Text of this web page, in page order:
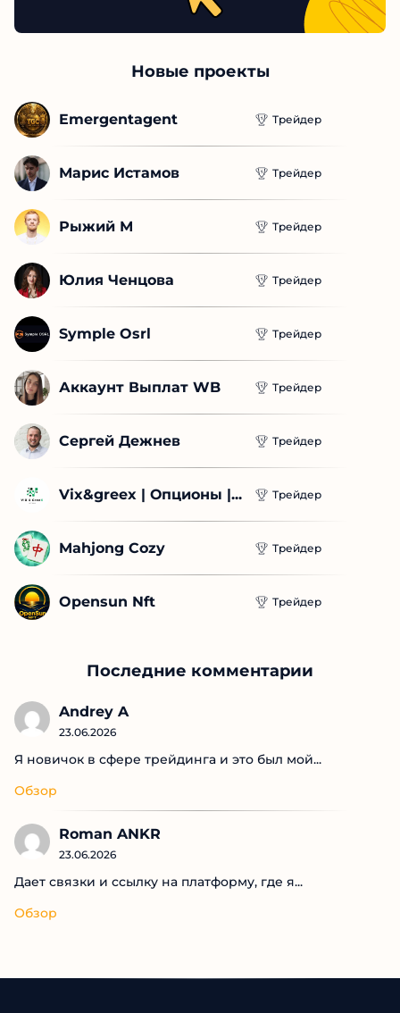
Новые проекты
Emergentagent Трейдер
Марис Истамов Трейдер
Рыжий М Трейдер
Юлия Ченцова Трейдер
Symple Osrl Трейдер
Аккаунт Выплат WB Трейдер
Сергей Дежнев Трейдер
Vix&greex | Опционы |... Трейдер
Mahjong Cozy Трейдер
Opensun Nft Трейдер
Последние комментарии
Andrey A
23.06.2026
Я новичок в сфере трейдинга и это был мой...
Обзор
Roman ANKR
23.06.2026
Дает связки и ссылку на платформу, где я...
Обзор